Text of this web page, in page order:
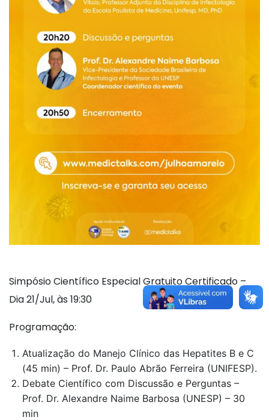
Simpósio Científico Especial Gratuito Certificado –
Dia 21/Jul, às 19:30
Programação:
Atualização do Manejo Clínico das Hepatites B e C
(45 min) – Prof. Dr. Paulo Abrão Ferreira (UNIFESP).
Debate Científico com Discussão e Perguntas –
Prof. Dr. Alexandre Naime Barbosa (UNESP) – 30
min